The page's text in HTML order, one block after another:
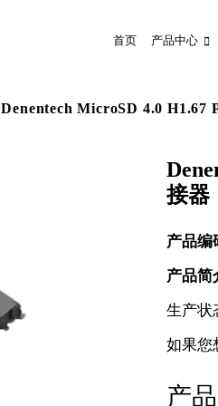
首页 产品中心
Denentech MicroSD 4.0 H1.67
接器
产品编
产品简
生产状
如果您
产